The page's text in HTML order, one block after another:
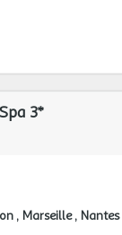
3*
Marseille Nantes